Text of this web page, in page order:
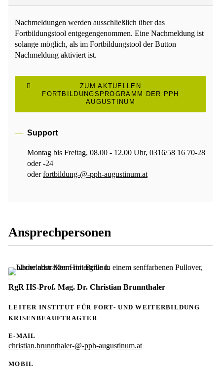
Nachmeldungen werden ausschließlich über das
Fortbildungstool entgegengenommen. Eine Nachmeldung ist
solange möglich, als im Fortbildungstool der Button
Nachmeldung aktiviert ist.
ZUM AKTUELLEN
FORTBILDUNGSPROGRAMM DER PPH
AUGUSTINUM
Support
Montag bis Freitag, 08.00 - 12.00 Uhr, 0316/58 16 70-28
oder -24
oderfortbildung-@-pph-augustinum.at
Ansprechpersonen
RgR HS-Prof. Mag. Dr. Christian Brunnthaler
LEITER INSTITUT FÜR FORT- UND WEITERBILDUNG
KRISENBEAUFTRAGTER
E-MAIL
christian.brunnthaler-@-pph-augustinum.at
MOBIL